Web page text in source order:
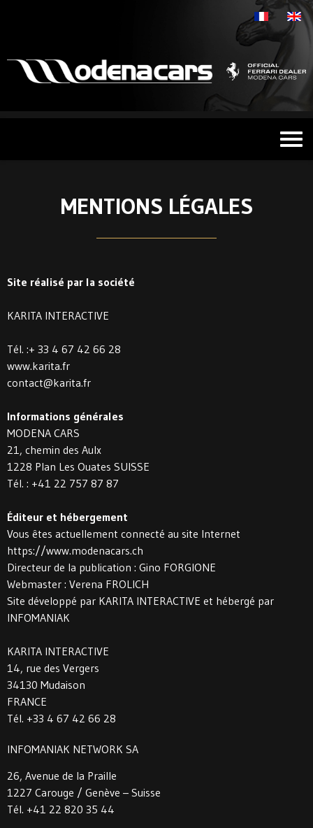
MENTIONS LÉGALES
Site réalisé par la société
KARITA INTERACTIVE
Tél. :+ 33 4 67 42 66 28
www.karita.fr
contact@karita.fr
Informations générales
MODENA CARS
21, chemin des Aulx
1228 Plan Les Ouates SUISSE
Tél. : +41 22 757 87 87
Éditeur et hébergement
Vous êtes actuellement connecté au site Internet
https://www.modenacars.ch
Directeur de la publication : Gino FORGIONE
Webmaster : Verena FROLICH
Site développé par KARITA INTERACTIVE et hébergé par
INFOMANIAK
KARITA INTERACTIVE
14, rue des Vergers
34130 Mudaison
FRANCE
Tél. +33 4 67 42 66 28
INFOMANIAK NETWORK SA
26, Avenue de la Praille
1227 Carouge / Genève – Suisse
Tél. +41 22 820 35 44